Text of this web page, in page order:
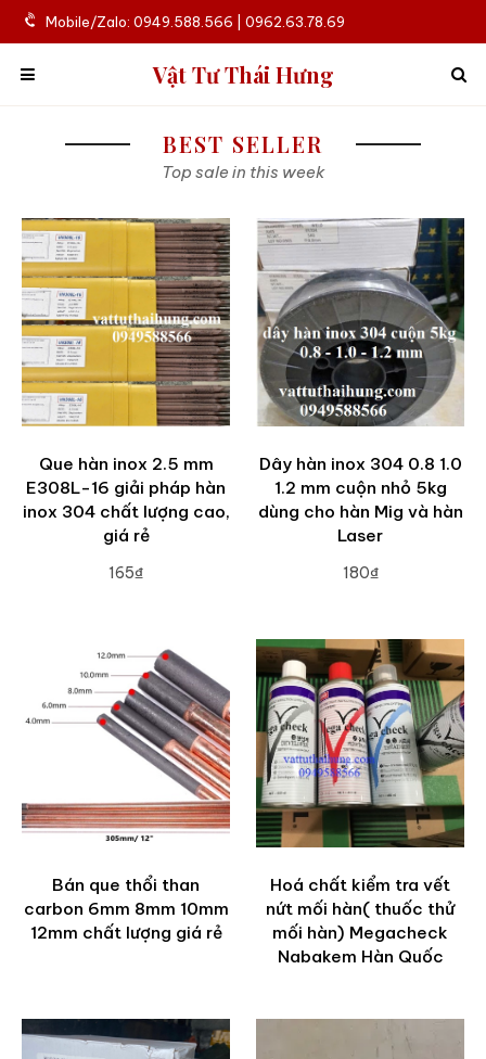
Mobile/Zalo: 0949.588.566 | 0962.63.78.69
Vật Tư Thái Hưng
BEST SELLER
Top sale in this week
Que hàn inox 2.5 mm
E308L-16 giải pháp hàn
inox 304 chất lượng cao,
giá rẻ
165₫
Dây hàn inox 304 0.8 1.0
1.2 mm cuộn nhỏ 5kg
dùng cho hàn Mig và hàn
Laser
180₫
Bán que thổi than
carbon 6mm 8mm 10mm
12mm chất lượng giá rẻ
Hoá chất kiểm tra vết
nứt mối hàn( thuốc thử
mối hàn) Megacheck
Nabakem Hàn Quốc